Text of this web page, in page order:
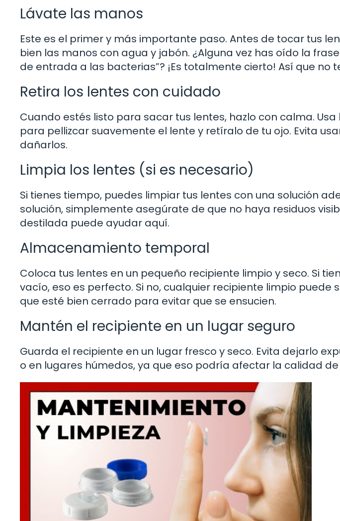
Lávate las manos
Este es el primer y más importante paso. Antes de tocar tus
bien las manos con agua y jabón. ¿Alguna vez has oído la
de entrada a las bacterias”? ¡Es totalmente cierto! Así que no
Retira los lentes con cuidado
Cuando estés listo para sacar tus lentes, hazlo con calma.
para pellizcar suavemente el lente y retíralo de tu ojo. Evita
dañarlos.
Limpia los lentes (si es necesario)
Si tienes tiempo, puedes limpiar tus lentes con una solución
solución, simplemente asegúrate de que no haya residuos
destilada puede ayudar aquí.
Almacenamiento temporal
Coloca tus lentes en un pequeño recipiente limpio y seco. Si
vacío, eso es perfecto. Si no, cualquier recipiente limpio puede
que esté bien cerrado para evitar que se ensucien.
Mantén el recipiente en un lugar seguro
Guarda el recipiente en un lugar fresco y seco. Evita dejarlo
o en lugares húmedos, ya que eso podría afectar la calidad de